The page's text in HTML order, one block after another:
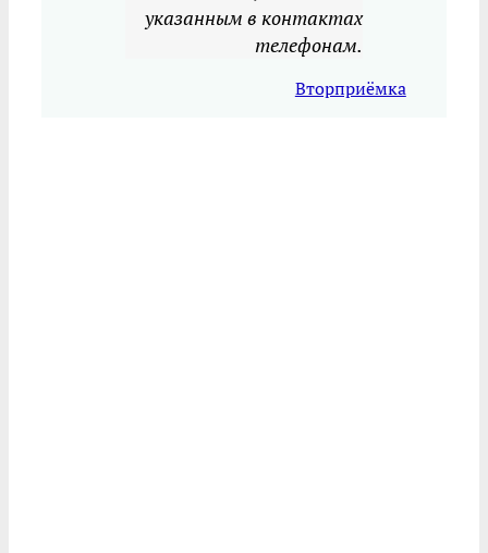
указанным в контактах
телефонам.
Вторприёмка